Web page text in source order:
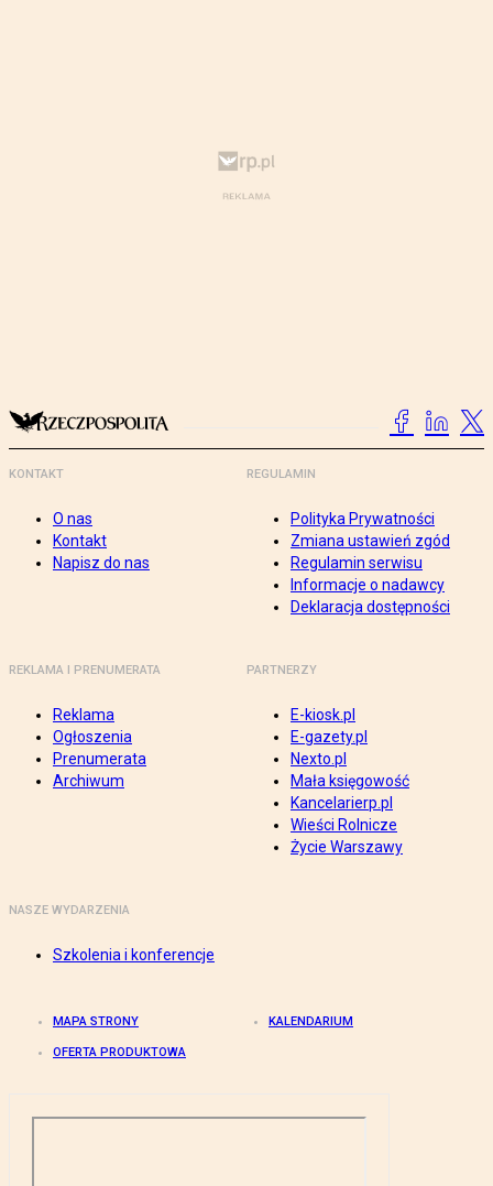
KONTAKT
O nas
Kontakt
Napisz do nas
REGULAMIN
Polityka Prywatności
Zmiana ustawień zgód
Regulamin serwisu
Informacje o nadawcy
Deklaracja dostępności
REKLAMA I PRENUMERATA
Reklama
Ogłoszenia
Prenumerata
Archiwum
PARTNERZY
E-kiosk.pl
E-gazety.pl
Nexto.pl
Mała księgowość
Kancelarierp.pl
Wieści Rolnicze
Życie Warszawy
NASZE WYDARZENIA
Szkolenia i konferencje
MAPA STRONY KALENDARIUM
OFERTA PRODUKTOWA